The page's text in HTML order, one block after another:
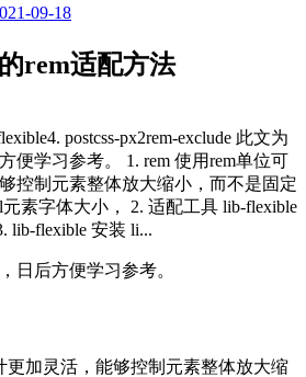
09-18
rem适配方法
postcss-px2rem-exclude 此文为
便学习参考。 1. rem 使用rem单位可
控制元素整体放大缩小，而不是固定
素字体大小， 2. 适配工具 lib-flexible
lib-flexible 安装 li...
日后方便学习参考。
更加灵活，能够控制元素整体放大缩